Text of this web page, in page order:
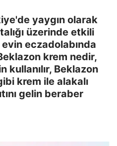
yaygın olarak
üzerinde etkili
eczadolabında
krem nedir,
kullanılır, Beklazon
krem ile alakalı
gelin beraber